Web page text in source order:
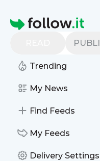
Homepage
Trending
My News
Find Feeds
My Feeds
Delivery Settings
Find more
Publisher:Unclaimed!